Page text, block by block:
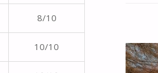
8/10
10/10